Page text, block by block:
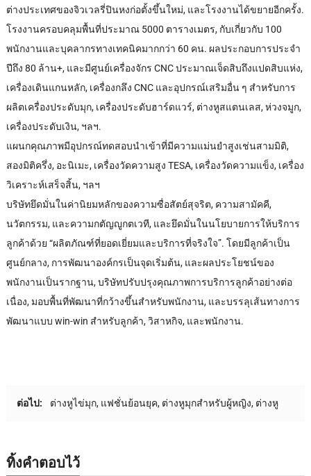
ต่างประเทศของจิวเวลรี่ปินหงก่อตั้งขึ้นใหม่, และโรงงานได้ขยายอีกครั้ง.
โรงงานครอบคลุมพื้นที่ประมาณ 5000 ตารางเมตร, กับเกี่ยวกับ 100
พนักงานและบุคลากรทางเทคนิคมากกว่า 60 คน. ผลประกอบการประจํา
ปีถึง 80 ล้าน+, และมีศูนย์เครื่องจักร CNC ประมาณเจ็ดสิบถึงแปดสิบแห่ง,
เครื่องเดินแกนหลัก, เครื่องกลึง CNC และอุปกรณ์เสริมอื่น ๆ สำหรับการ
ผลิตเครื่องประดับมุก, เครื่องประดับฮาร์ดแวร์, ต่างหูสแตนเลส, ห่วงจมูก,
เครื่องประดับเงิน, ฯลฯ.
แผนกคุณภาพมีอุปกรณ์ทดสอบนําเข้าที่มีความแม่นยําสูงเช่นสามมิติ,
สองมิติครึ่ง, อะนิเมะ, เครื่องวัดความสูง TESA, เครื่องวัดความแข็ง, เครื่อง
วิเคราะห์เสร็จสิ้น, ฯลฯ
บริษัทยึดมั่นในค่านิยมหลักของความซื่อสัตย์สุจริต, ความสามัคคี,
นวัตกรรม, และความกตัญญูกตเวที, และยึดมั่นในนโยบายการให้บริการ
ลูกค้าด้วย “ผลิตภัณฑ์ที่ยอดเยี่ยมและบริการที่จริงใจ”. โดยมีลูกค้าเป็น
ศูนย์กลาง, การพัฒนาองค์กรเป็นจุดเริ่มต้น, และผลประโยชน์ของ
พนักงานเป็นรากฐาน, บริษัทปรับปรุงคุณภาพการบริการลูกค้าอย่างต่อ
เนื่อง, มอบพื้นที่พัฒนาที่กว้างขึ้นสำหรับพนักงาน, และบรรลุเส้นทางการ
พัฒนาแบบ win-win สําหรับลูกค้า, วิสาหกิจ, และพนักงาน.
ต่อไป: ต่างหูไข่มุก, แฟชั่นย้อนยุค, ต่างหูมุกสำหรับผู้หญิง, ต่างหู
ทิ้งคำตอบไว้